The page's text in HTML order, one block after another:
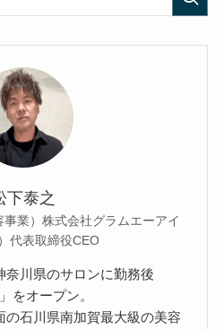
下泰之
業）株式会社グラムエーアイ
代表取締役CEO
奈川県のサロンに勤務後
をオープン。
の石川県南加賀最大級の美容